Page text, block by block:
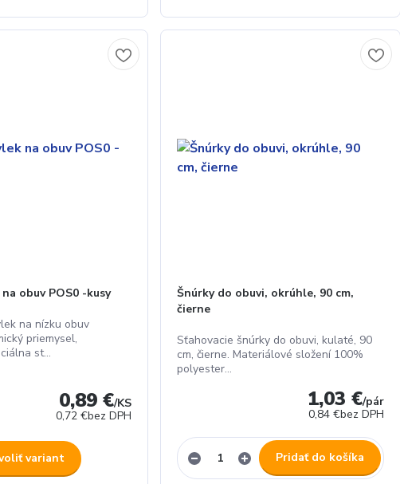
obuv POS0 -kusy
na nízku obuv
priemysel,
st...
0,89 €/KS
0,72 €bez DPH
variant
Šnúrky do obuvi, okrúhle, 90 cm,
čierne
Sťahovacie šnúrky do obuvi, kulaté, 90
cm, čierne. Materiálové složení 100%
polyester...
1,03 €/pár
0,84 €bez DPH
Pridať do košíka